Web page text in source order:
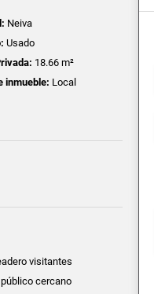
Neiva
Usado
18.66 m²
inmueble: Local
visitantes
cercano